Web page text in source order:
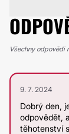
Všechny odpovědi
9. 7. 2024
Dobrý den,
odpovědět,
těhotenství